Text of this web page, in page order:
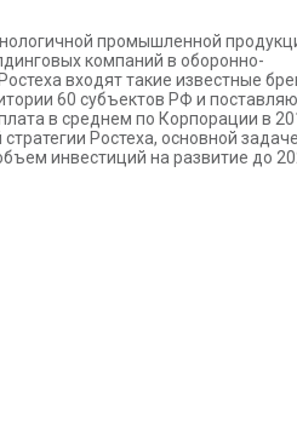
промышленной
компаний в оборонно-
входят такие известные
60 субъектов РФ и
в среднем по Корпорации в
Ростеха, основной
инвестиций на развитие до